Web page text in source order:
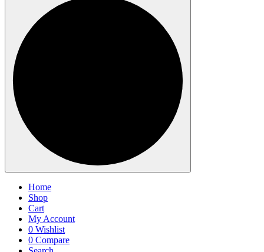
Home
Shop
Cart
My Account
0 Wishlist
0 Compare